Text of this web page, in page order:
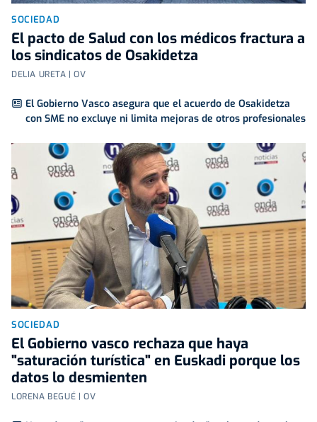
SOCIEDAD
El pacto de Salud con los médicos fractura a
los sindicatos de Osakidetza
DELIA URETA | OV
El Gobierno Vasco asegura que el acuerdo de Osakidetza
con SME no excluye ni limita mejoras de otros profesionales
SOCIEDAD
El Gobierno vasco rechaza que haya
"saturación turística" en Euskadi porque los
datos lo desmienten
LORENA BEGUÉ | OV